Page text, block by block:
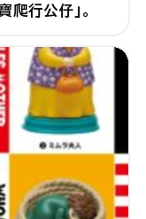
行公仔」。